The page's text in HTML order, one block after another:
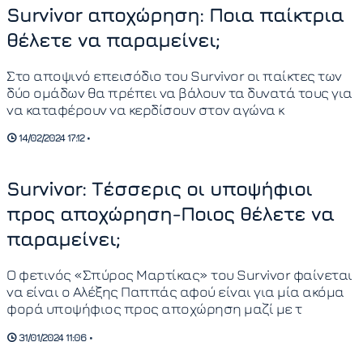
Survivor αποχώρηση: Ποια παίκτρια
θέλετε να παραμείνει;
Στο αποψινό επεισόδιο του Survivor οι παίκτες των
δύο ομάδων θα πρέπει να βάλουν τα δυνατά τους για
να καταφέρουν να κερδίσουν στον αγώνα κ
14/02/2024 17:12 •
Survivor: Τέσσερις οι υποψήφιοι
προς αποχώρηση-Ποιος θέλετε να
παραμείνει;
Ο φετινός «Σπύρος Μαρτίκας» του Survivor φαίνεται
να είναι ο Αλέξης Παππάς αφού είναι για μία ακόμα
φορά υποψήφιος προς αποχώρηση μαζί με τ
31/01/2024 11:06 •